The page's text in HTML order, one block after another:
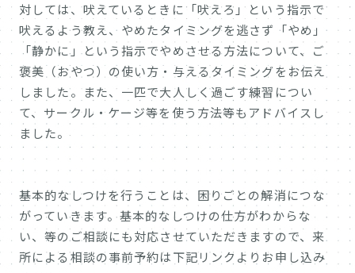
対しては、吠えているときに「吠えろ」という指示で
吠えるよう教え、やめたタイミングを逃さず「やめ」
「静かに」という指示でやめさせる方法について、ご
褒美（おやつ）の使い方・与えるタイミングをお伝え
しました。また、一匹で大人しく過ごす練習につい
て、サークル・ケージ等を使う方法等もアドバイスし
ました。
基本的なしつけを行うことは、困りごとの解消につな
がっていきます。基本的なしつけの仕方がわからな
い、等のご相談にも対応させていただきますので、来
所による相談の事前予約は下記リンクよりお申し込み